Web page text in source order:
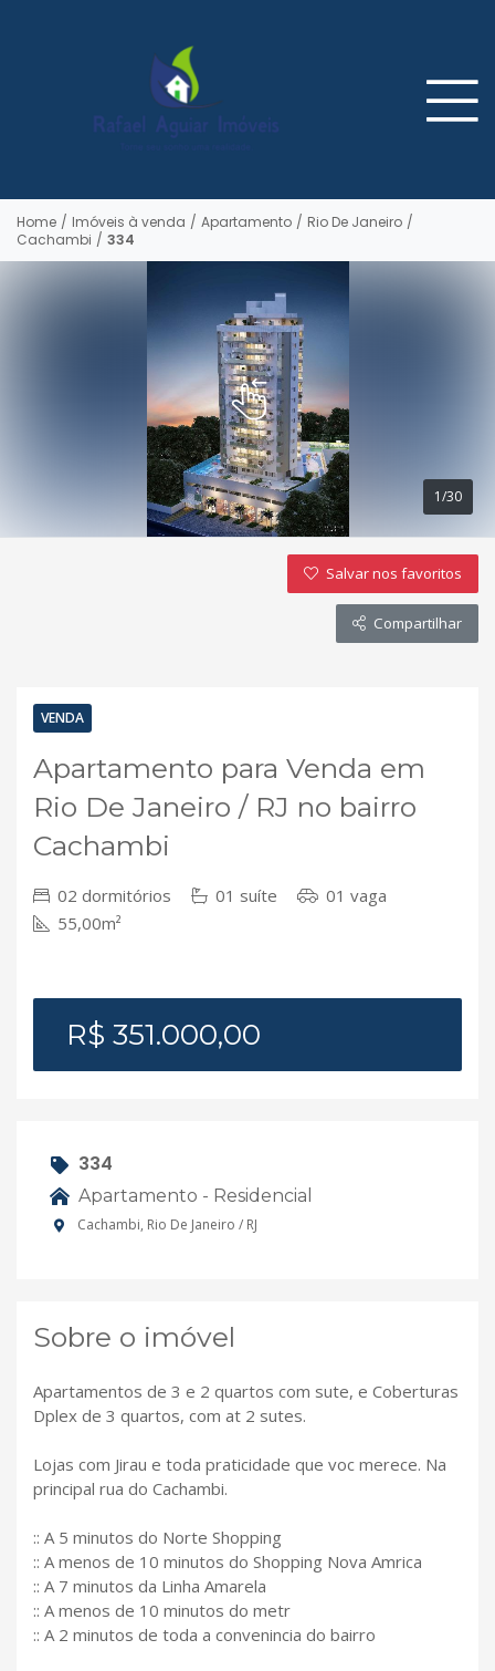
Home / Imóveis à venda / Apartamento / Rio De Janeiro /
Cachambi / 334
1/30
Salvar nos favoritos
Compartilhar
VENDA
Apartamento para Venda em
Rio De Janeiro / RJ no bairro
Cachambi
02 dormitórios 01 suíte
01 vaga
55,00m²
R$ 351.000,00
334
Apartamento - Residencial
Cachambi, Rio De Janeiro / RJ
Sobre o imóvel
Apartamentos de 3 e 2 quartos com sute, e Coberturas
Dplex de 3 quartos, com at 2 sutes.
Lojas com Jirau e toda praticidade que voc merece. Na
principal rua do Cachambi.
:: A 5 minutos do Norte Shopping
:: A menos de 10 minutos do Shopping Nova Amrica
:: A 7 minutos da Linha Amarela
:: A menos de 10 minutos do metr
:: A 2 minutos de toda a convenincia do bairro